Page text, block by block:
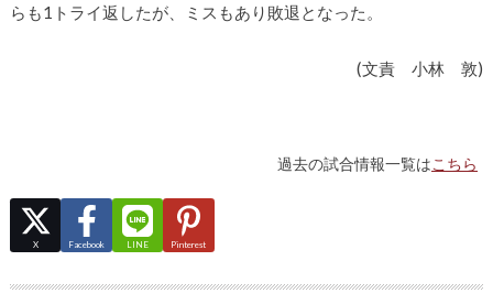
らも1トライ返したが、ミスもあり敗退となった。
(文責 小林 敦)
過去の試合情報一覧はこちら
X Facebook LINE Pinterest